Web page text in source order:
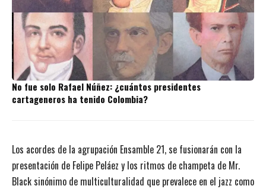
No fue solo Rafael Núñez: ¿cuántos presidentes
cartageneros ha tenido Colombia?
Los acordes de la agrupación Ensamble 21, se fusionarán con la
presentación de Felipe Peláez y los ritmos de champeta de Mr.
Black sinónimo de multiculturalidad que prevalece en el jazz como